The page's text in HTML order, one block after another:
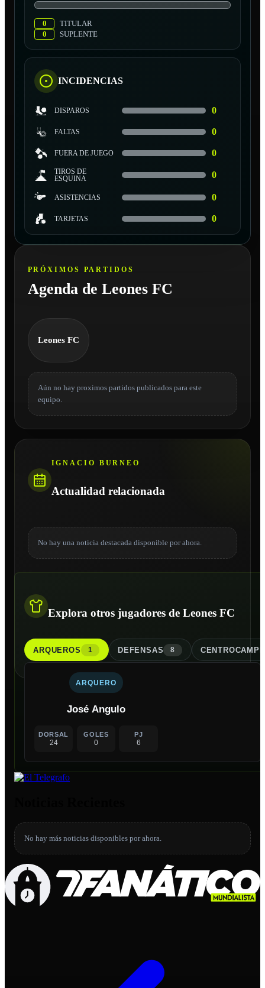
0
TITULAR
0
SUPLENTE
INCIDENCIAS
DISPAROS 0
FALTAS 0
FUERA DE JUEGO 0
TIROS DE
ESQUINA
0
ASISTENCIAS 0
TARJETAS 0
PRÓXIMOS PARTIDOS
Agenda de Leones FC
Leones FC
Aún no hay proximos partidos publicados para este
equipo.
IGNACIO BURNEO
Actualidad relacionada
No hay una noticia destacada disponible por ahora.
Explora otros jugadores de Leones FC
ARQUEROS 1 DEFENSAS 8
ARQUERO
José Angulo
DORSAL
24
GOLES
0
PJ
6
No hay más noticias disponibles por ahora.